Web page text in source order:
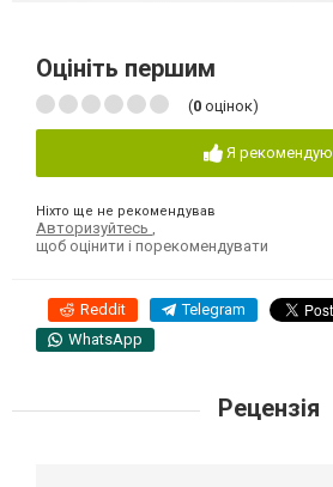
Оцініть першим
(0 оцінок)
Я рекомендую
Ніхто ще не рекомендував
Авторизуйтесь ,
щоб оцінити і порекомендувати
Reddit Telegram
WhatsApp
Рецензія